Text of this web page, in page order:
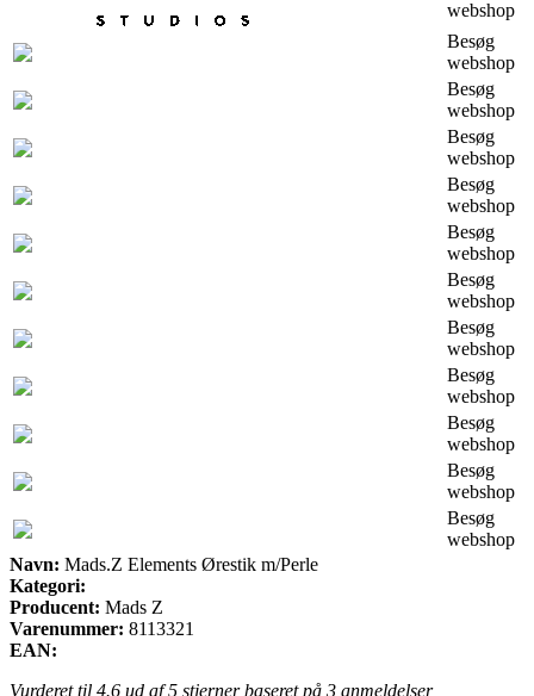
webshop
Besøg
webshop
Besøg
webshop
Besøg
webshop
Besøg
webshop
Besøg
webshop
Besøg
webshop
Besøg
webshop
Besøg
webshop
Besøg
webshop
Besøg
webshop
Besøg
webshop
Navn: Mads.Z Elements Ørestik m/Perle
Kategori:
Producent: Mads Z
Varenummer: 8113321
EAN:
Vurderet til 4.6 ud af 5 stjerner baseret på 3 anmeldelser